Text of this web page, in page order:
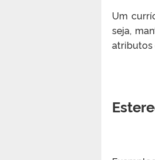
Um
seja,
atributos